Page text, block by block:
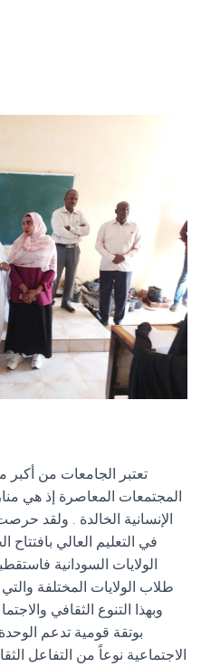
تعتبر الجامعات من أكبر
المجتمعات المعاصرة إذ هي
الإنسانية الخالدة . ولقد
في التعليم العالي
الولايات السودانية
طلاب الولايات المختلفة
وبهذا التنوع الثقافي
بوتقة قومية تدعم
الاجتماعية نوعاً من التفاعل